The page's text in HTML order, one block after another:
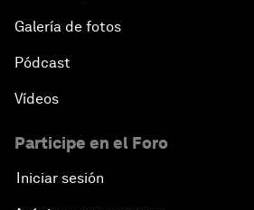
Galería de fotos
Pódcast
Vídeos
Participe en el Foro
Iniciar sesión